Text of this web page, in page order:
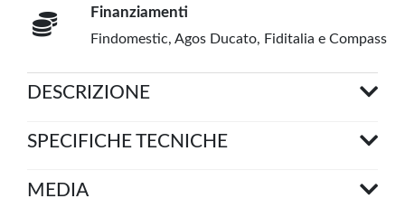
Finanziamenti
Findomestic, Agos Ducato, Fiditalia e Compass
DESCRIZIONE
SPECIFICHE TECNICHE
MEDIA